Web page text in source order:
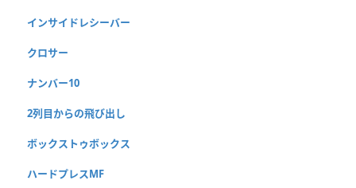
インサイドレシーバー
クロサー
ナンバー10
2列目からの飛び出し
ボックストゥボックス
ハードプレスMF